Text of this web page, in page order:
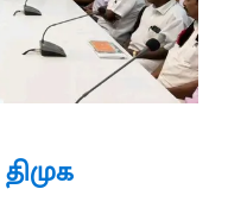
திமுக